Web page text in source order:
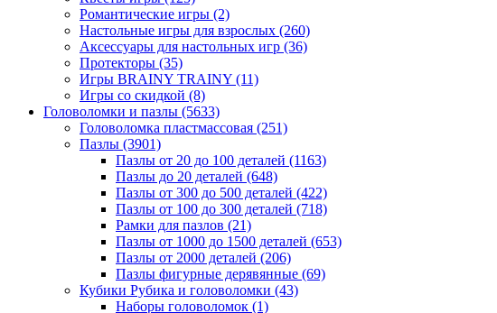
Романтические игры (2)
Настольные игры для взрослых (260)
Аксессуары для настольных игр (36)
Протекторы (35)
Игры BRAINY TRAINY (11)
Игры со скидкой (8)
Головоломки и пазлы (5633)
Головоломка пластмассовая (251)
Пазлы (3901)
Пазлы от 20 до 100 деталей (1163)
Пазлы до 20 деталей (648)
Пазлы от 300 до 500 деталей (422)
Пазлы от 100 до 300 деталей (718)
Рамки для пазлов (21)
Пазлы от 1000 до 1500 деталей (653)
Пазлы от 2000 деталей (206)
Пазлы фигурные дерявянные (69)
Кубики Рубика и головоломки (43)
Наборы головоломок (1)